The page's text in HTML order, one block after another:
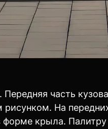
часть
На
крыла.